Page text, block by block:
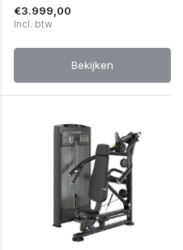
€3.999,00
Incl. btw
Bekijken